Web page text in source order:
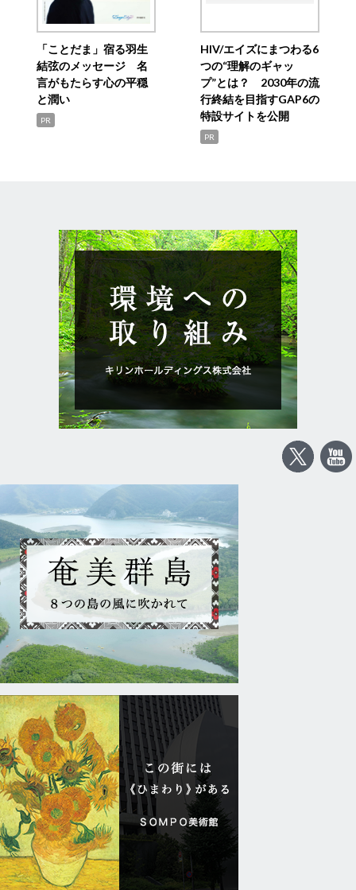
「ことだま」宿る羽生
結弦のメッセージ 名
言がもたらす心の平穏
と潤い
PR
HIV/エイズにまつわる6
つの“理解のギャッ
プ”とは？ 2030年の流
行終結を目指すGAP6の
特設サイトを公開
PR